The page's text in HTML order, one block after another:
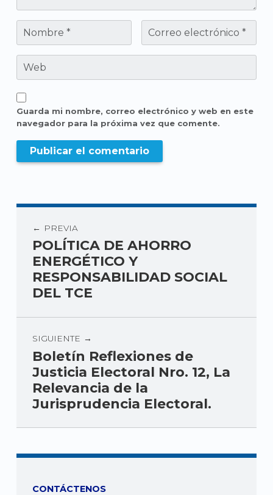
Guarda mi nombre, correo electrónico y web en este
navegador para la próxima vez que comente.
PREVIA
POLÍTICA DE AHORRO
ENERGÉTICO Y
RESPONSABILIDAD SOCIAL
DEL TCE
SIGUIENTE
Boletín Reflexiones de
Justicia Electoral Nro. 12, La
Relevancia de la
Jurisprudencia Electoral.
CONTÁCTENOS